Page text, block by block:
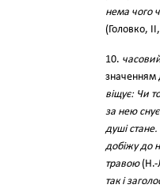
нема чого
(Головко,
10.
значенням
віщує: Чи
за нею
душі
добіжу до
травою(Н.-
так і